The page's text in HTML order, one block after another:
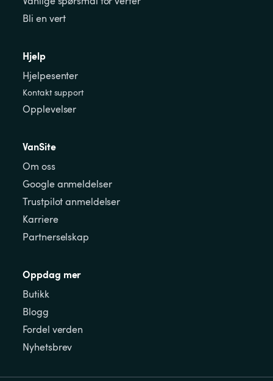
Bli en vert
Hjelp
Hjelpesenter
Kontakt support
Opplevelser
VanSite
Om oss
Google anmeldelser
Trustpilot anmeldelser
Karriere
Partnerselskap
Oppdag mer
Butikk
Blogg
Fordel verden
Nyhetsbrev